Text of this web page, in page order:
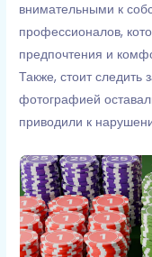
внимательными к
профессионалов,
предпочтения и
Также, стоит следить
фотографией
приводили к